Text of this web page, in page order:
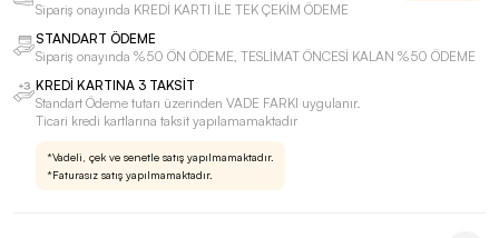
Sipariş onayında KREDİ KARTI İLE TEK ÇEKİM ÖDEME
STANDART ÖDEME
Sipariş onayında %50 ÖN ÖDEME, TESLİMAT ÖNCESİ KALAN %50 ÖDEME
KREDİ KARTINA 3 TAKSİT
Standart Ödeme tutarı üzerinden VADE FARKI uygulanır.
Ticari kredi kartlarına taksit yapılamamaktadır
*Vadeli, çek ve senetle satış yapılmamaktadır.
*Faturasız satış yapılmamaktadır.